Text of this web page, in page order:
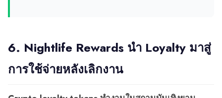
6. Nightlife Rewards นำ Loyalty มาสู่
การใช้จ่ายหลังเลิกงาน